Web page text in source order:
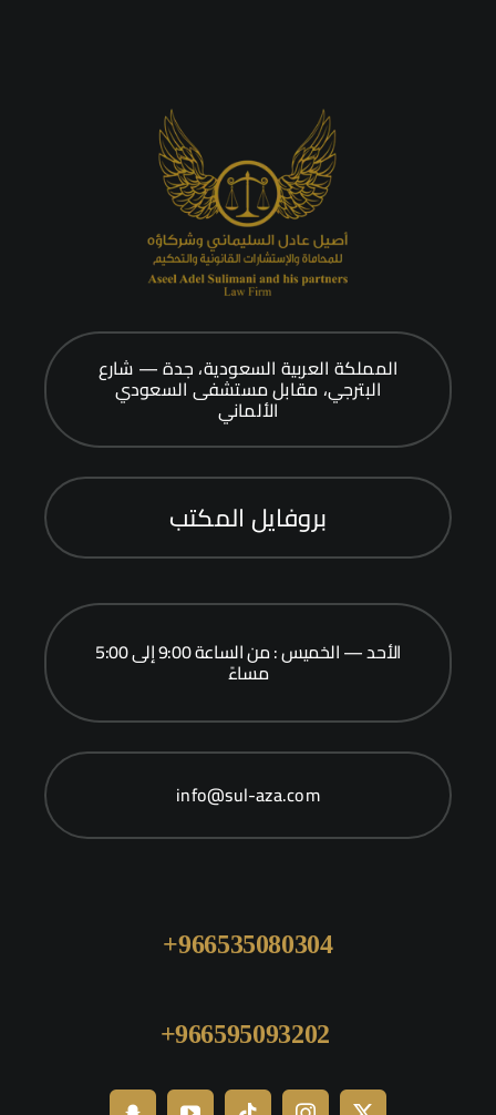
المملكة العربية السعودية، جدة — شارع
البترجي، مقابل مستشفى السعودي
الألماني
بروفايل المكتب
الأحد — الخميس : من الساعة 9:00 إلى 5:00
مساءً
info@sul-aza.com
966535080304+